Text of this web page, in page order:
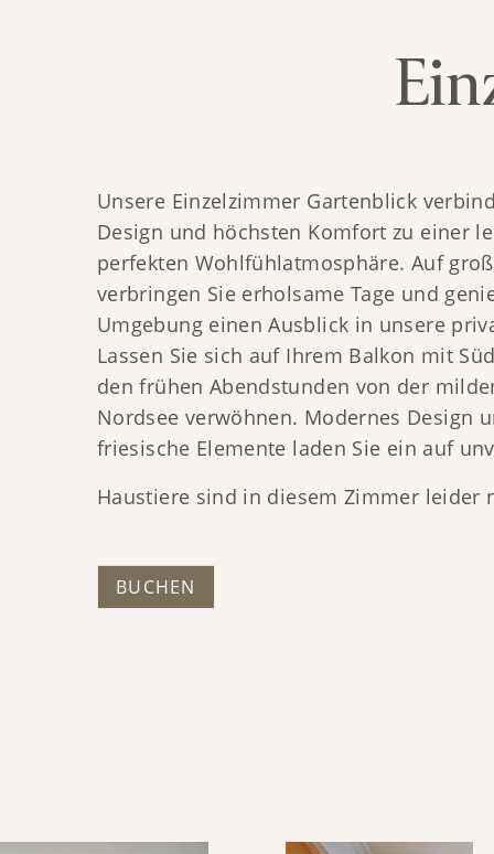
Unsere Einzelzimmer Gartenblick
Design und höchsten Komfort zu einer
perfekten Wohlfühlatmosphäre. Auf
verbringen Sie erholsame Tage und
Umgebung einen Ausblick in unsere
Lassen Sie sich auf Ihrem Balkon mit
den frühen Abendstunden von der
Nordsee verwöhnen. Modernes Design
friesische Elemente laden Sie ein auf
Haustiere sind in diesem Zimmer leider
BUCHEN